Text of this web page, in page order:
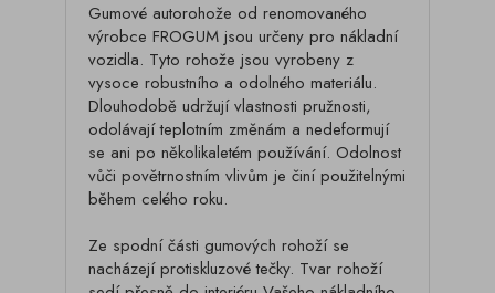
Gumové autorohože od renomovaného
výrobce FROGUM jsou určeny pro nákladní
vozidla. Tyto rohože jsou vyrobeny z
vysoce robustního a odolného materiálu.
Dlouhodobě udržují vlastnosti pružnosti,
odolávají teplotním změnám a nedeformují
se ani po několikaletém používání. Odolnost
vůči povětrnostním vlivům je činí použitelnými
během celého roku.
Ze spodní části gumových rohoží se
nacházejí protiskluzové tečky. Tvar rohoží